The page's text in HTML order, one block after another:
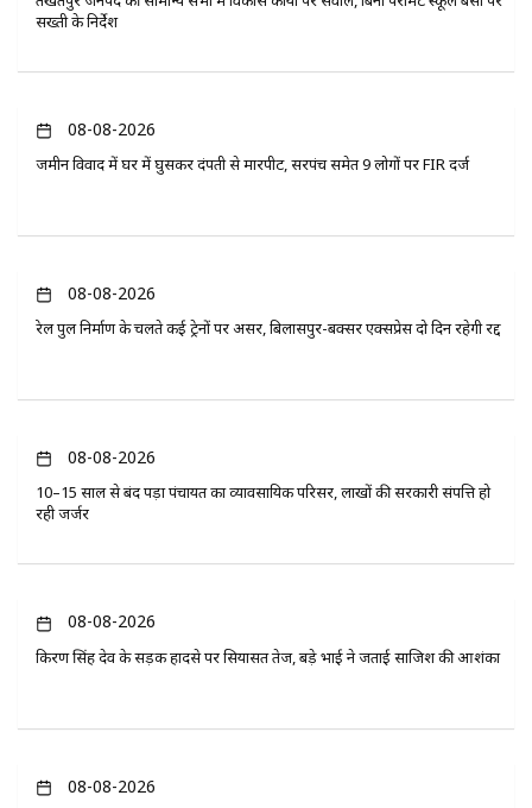
सख्ती के निर्देश
08-08-2026
जमीन विवाद में घर में घुसकर दंपती से मारपीट, सरपंच समेत 9 लोगों पर FIR दर्ज
08-08-2026
रेल पुल निर्माण के चलते कई ट्रेनों पर असर, बिलासपुर-बक्सर एक्सप्रेस दो दिन रहेगी रद्द
08-08-2026
10–15 साल से बंद पड़ा पंचायत का व्यावसायिक परिसर, लाखों की सरकारी संपत्ति हो
रही जर्जर
08-08-2026
किरण सिंह देव के सड़क हादसे पर सियासत तेज, बड़े भाई ने जताई साजिश की आशंका
08-08-2026